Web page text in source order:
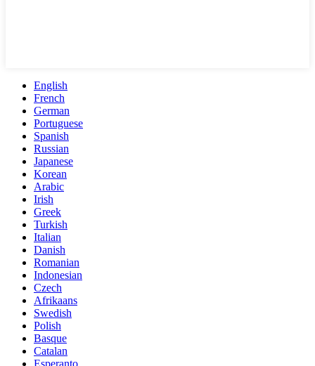
English
French
German
Portuguese
Spanish
Russian
Japanese
Korean
Arabic
Irish
Greek
Turkish
Italian
Danish
Romanian
Indonesian
Czech
Afrikaans
Swedish
Polish
Basque
Catalan